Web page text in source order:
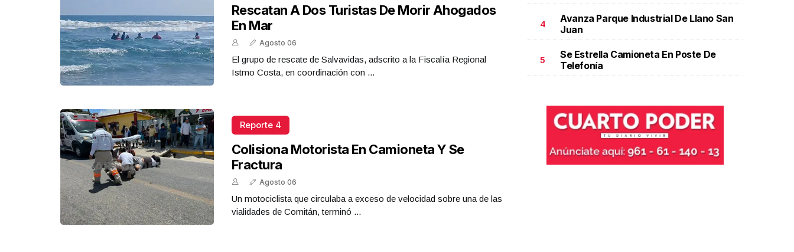
Rescatan A Dos Turistas De Morir Ahogados
En Mar
Agosto 06
El grupo de rescate de Salvavidas, adscrito a la Fiscalía Regional
Istmo Costa, en coordinación con ...
Reporte 4
Colisiona Motorista En Camioneta Y Se
Fractura
Agosto 06
Un motociclista que circulaba a exceso de velocidad sobre una de las
vialidades de Comitán, terminó ...
4
Avanza Parque Industrial De Llano San
Juan
5
Se Estrella Camioneta En Poste De
Telefonía